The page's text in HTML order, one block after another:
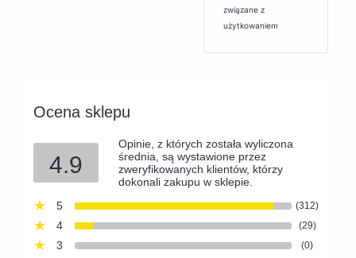
związane z
użytkowaniem
Ocena sklepu
4.9
Opinie, z których została wyliczona
średnia, są wystawione przez
zweryfikowanych klientów, którzy
dokonali zakupu w sklepie.
5
(312)
4 (29)
3 (0)